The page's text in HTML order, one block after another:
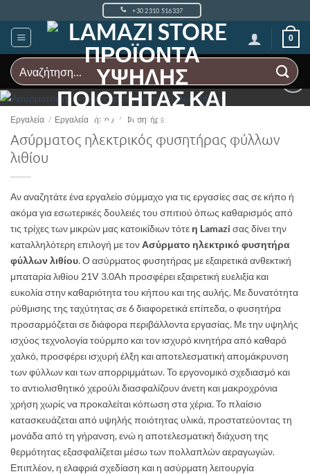
στο
περιεχόμενο
+30 2310 516337
0
Αναζήτηση
για:
Add to
Εργαλεία / Εργαλεία κήπου / Φυσητήρες
Ασύρματος ηλεκτρικός φυσητήρας φύλλων
λιθίου
Αν αναζητάτε ένα εργαλείο σύμμαχο για τις εργασίες σας σε κήπο ή
ακόμα για εσωτερικές δουλειές του σπιτιού όπως καθαρισμός από
τις τρίχες των μικρών μας κατοικίδιων τότεη Lamazi σας δίνει την
καταλληλότερη επιλογή με τονΑσύρματο ηλεκτρικό φυσητήρα
φύλλων λιθίου. Ο ασύρματος φυσητήρας με εξαιρετικά ανθεκτική
μπαταρία λιθίου 21V 3.0Ah προσφέρει εξαιρετική ευελιξία και
ευκολία στην καθαριότητα του κήπου και της αυλής. Με δυνατότητα
ρύθμισης της ταχύτητας σε 6 διαφορετικά επίπεδα, ο φυσητήρα
προσαρμόζεται σε διάφορα περιβάλλοντα εργασίας. Με την υψηλής
ισχύος τεχνολογία τούρμπο και τον ισχυρό κινητήρα από καθαρό
χαλκό, προσφέρει ισχυρή έλξη και αποτελεσματική απομάκρυνση
των φύλλων και των απορριμμάτων. Το εργονομικό σχεδιασμό και
το αντιολισθητικό χερούλι διασφαλίζουν άνετη και μακροχρόνια
χρήση χωρίς να προκαλείται κόπωση στα χέρια. Το πλαίσιο
κατασκευάζεται από υψηλής ποιότητας υλικά, προστατεύοντας τη
μονάδα από τη γήρανση, ενώ η αποτελεσματική διάχυση της
θερμότητας εξασφαλίζεται μέσω των πολλαπλών αεραγωγών.
Επιπλέον, η ελαφριά σχεδίαση και η ασύρματη λειτουργία